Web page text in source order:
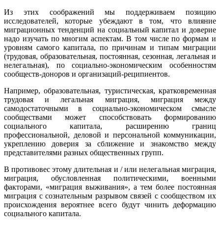
Из этих соображений мы поддерживаем позицию
исследователей, которые убеждают в том, что влияние
миграционных тенденций на социальный капитал и доверие
надо изучать по многим аспектам. В том числе по формам и
уровням самого капитала, по причинам и типам миграции
(трудовая, образовательная, постоянная, сезонная, легальная и
нелегальная), по социально-экономическим особенностям
сообществ-доноров и организаций-реципиентов.
Например, образовательная, туристическая, кратковременная
трудовая и легальная миграция, миграция между
самодостаточными в социально-экономическом смысле
сообществами может способствовать формированию
социального капитала, расширению границ
профессиональной, деловой и персональной коммуникации,
укреплению доверия за сближение и знакомство между
представителями разных общественных групп.
В противовес этому длительная и / или нелегальная миграция,
миграция, обусловленная политическими, военными
факторами, «миграция выживания», а тем более постоянная
миграция с сознательным разрывом связей с сообществом их
происхождения вероятнее всего будут чинить деформацию
социального капитала.